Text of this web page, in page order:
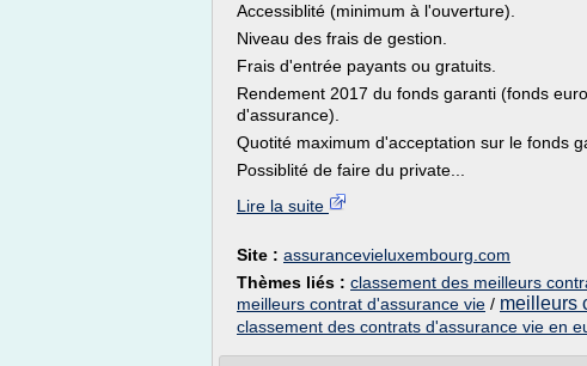
Accessiblité (minimum à l'ouverture).
Niveau des frais de gestion.
Frais d'entrée payants ou gratuits.
Rendement 2017 du fonds garanti (fonds
d'assurance).
Quotité maximum d'acceptation sur le fonds
Possiblité de faire du private...
Lire la suite
Site : assurancevieluxembourg.com
Thèmes liés : classement des meilleurs
meilleurs contrat d'assurance vie / meilleurs
classement des contrats d'assurance vie en